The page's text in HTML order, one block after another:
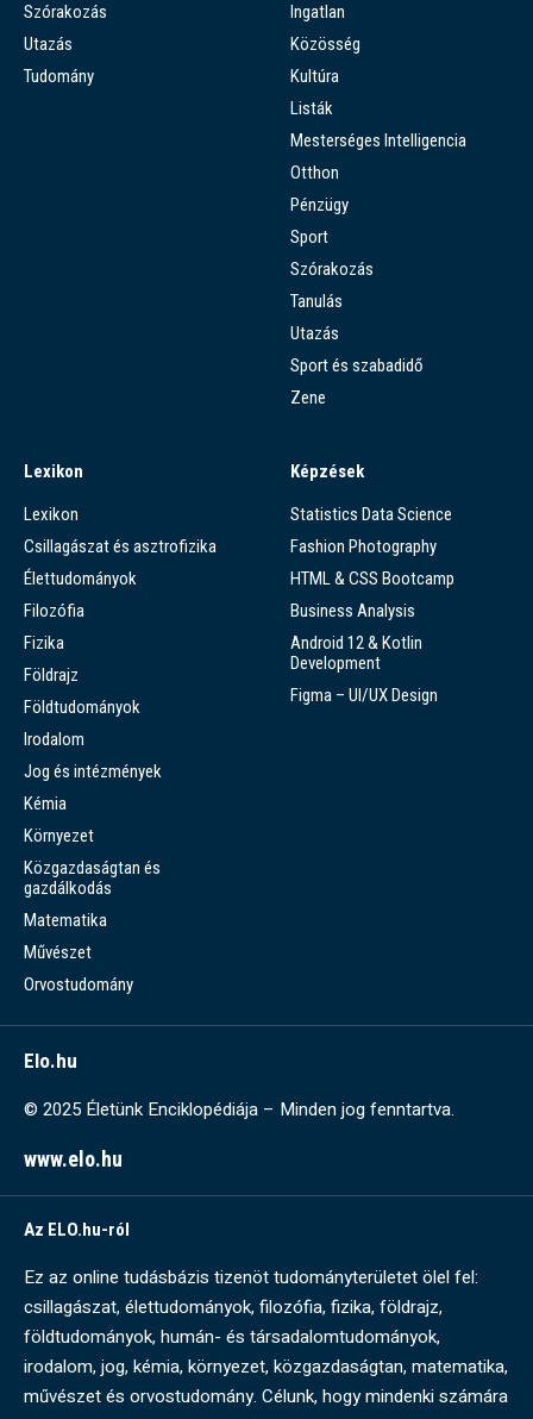
Szórakozás
Utazás
Tudomány
Ingatlan
Közösség
Kultúra
Listák
Mesterséges Intelligencia
Otthon
Pénzügy
Sport
Szórakozás
Tanulás
Utazás
Sport és szabadidő
Zene
Lexikon
Lexikon
Csillagászat és asztrofizika
Élettudományok
Filozófia
Fizika
Földrajz
Földtudományok
Irodalom
Jog és intézmények
Kémia
Környezet
Közgazdaságtan és
gazdálkodás
Matematika
Művészet
Orvostudomány
Képzések
Statistics Data Science
Fashion Photography
HTML & CSS Bootcamp
Business Analysis
Android 12 & Kotlin
Development
Figma – UI/UX Design
Elo.hu
© 2025 Életünk Enciklopédiája – Minden jog fenntartva.
www.elo.hu
Az ELO.hu-ról
Ez az online tudásbázis tizenöt tudományterületet ölel fel:
csillagászat, élettudományok, filozófia, fizika, földrajz,
földtudományok, humán- és társadalomtudományok,
irodalom, jog, kémia, környezet, közgazdaságtan, matematika,
művészet és orvostudomány. Célunk, hogy mindenki számára